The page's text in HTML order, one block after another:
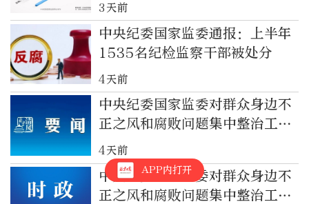
3天前
中央纪委国家监委通报：上半年
1535名纪检监察干部被处分
4天前
中央纪委国家监委对群众身边不
正之风和腐败问题集中整治工作
再调度
4天前
中央纪委国家监委对群众身边不
正之风和腐败问题集中整治工作
APP内打开